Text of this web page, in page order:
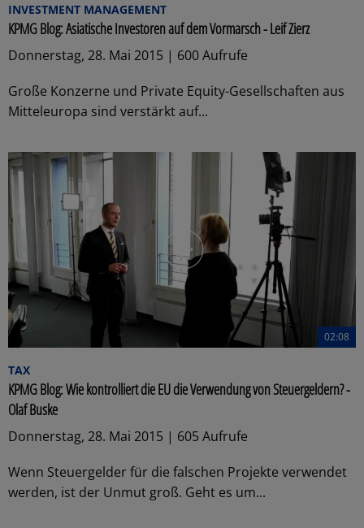
INVESTMENT MANAGEMENT
KPMG Blog: Asiatische Investoren auf dem Vormarsch - Leif Zierz
Donnerstag, 28. Mai 2015 | 600 Aufrufe
Große Konzerne und Private Equity-Gesellschaften aus
Mitteleuropa sind verstärkt auf...
02:08
TAX
KPMG Blog: Wie kontrolliert die EU die Verwendung von Steuergeldern? -
Olaf Buske
Donnerstag, 28. Mai 2015 | 605 Aufrufe
Wenn Steuergelder für die falschen Projekte verwendet
werden, ist der Unmut groß. Geht es um...